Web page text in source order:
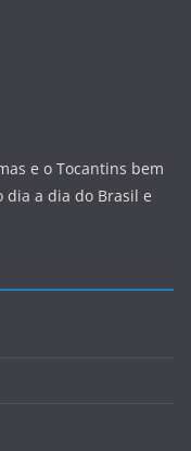
e o Tocantins bem
dia a dia do Brasil e